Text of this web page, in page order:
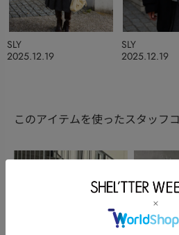
2025.12.19
SLY
2025.12.19
SLY
このアイテムを使ったスタッフ